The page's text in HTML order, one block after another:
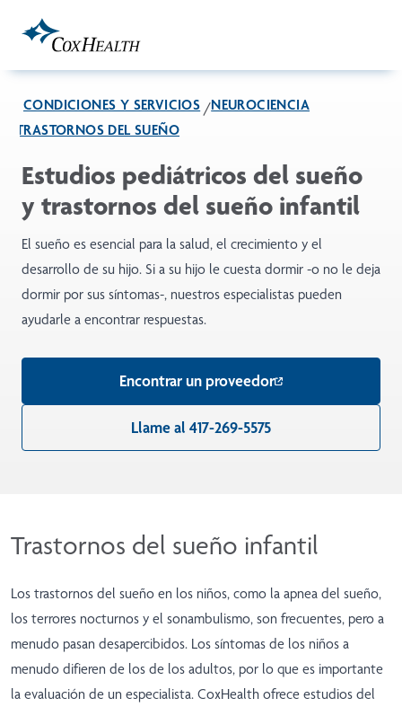
CONDICIONES Y SERVICIOS
NEUROCIENCIA
TRASTORNOS DEL SUEÑO
Estudios pediátricos del sueño
y trastornos del sueño infantil
El sueño es esencial para la salud, el crecimiento y el
desarrollo de su hijo. Si a su hijo le cuesta dormir -o no le deja
dormir por sus síntomas-, nuestros especialistas pueden
ayudarle a encontrar respuestas.
Encontrar un proveedor
Llame al 417-269-5575
Trastornos del sueño infantil
Los trastornos del sueño en los niños, como la apnea del sueño,
los terrores nocturnos y el sonambulismo, son frecuentes, pero a
menudo pasan desapercibidos. Los síntomas de los niños a
menudo difieren de los de los adultos, por lo que es importante
la evaluación de un especialista. CoxHealth ofrece estudios del